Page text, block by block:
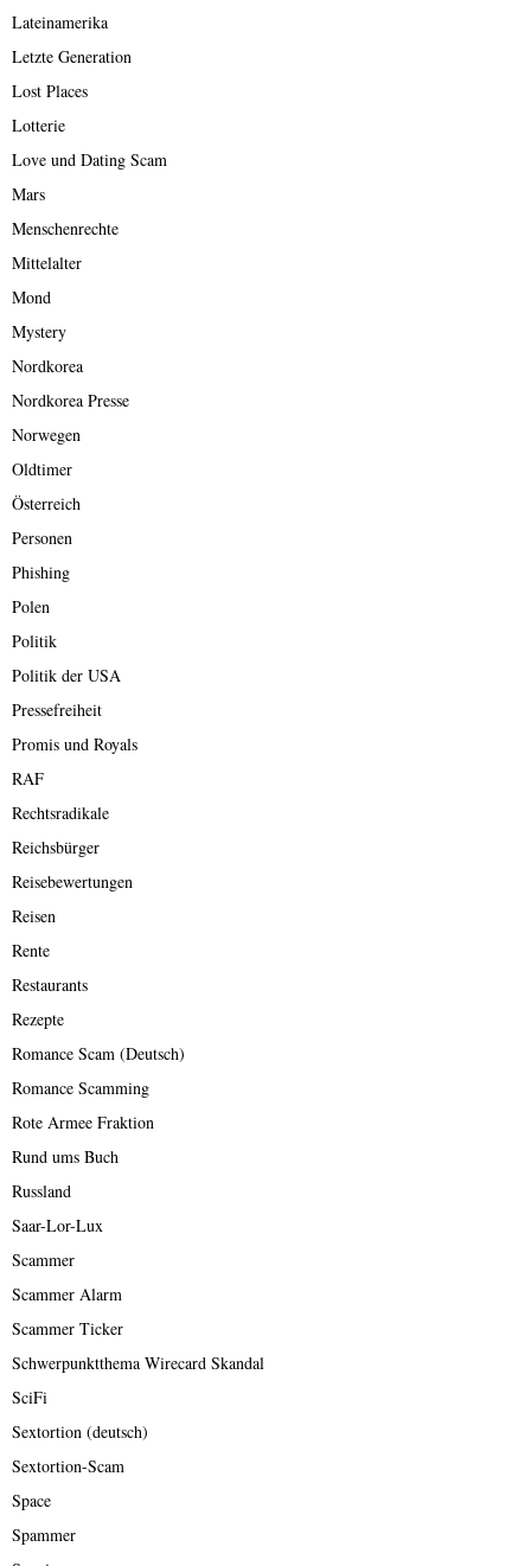
Lateinamerika
Letzte Generation
Lost Places
Lotterie
Love und Dating Scam
Mars
Menschenrechte
Mittelalter
Mond
Mystery
Nordkorea
Nordkorea Presse
Norwegen
Oldtimer
Österreich
Personen
Phishing
Polen
Politik
Politik der USA
Pressefreiheit
Promis und Royals
RAF
Rechtsradikale
Reichsbürger
Reisebewertungen
Reisen
Rente
Restaurants
Rezepte
Romance Scam (Deutsch)
Romance Scamming
Rote Armee Fraktion
Rund ums Buch
Russland
Saar-Lor-Lux
Scammer
Scammer Alarm
Scammer Ticker
Schwerpunktthema Wirecard Skandal
SciFi
Sextortion (deutsch)
Sextortion-Scam
Space
Spammer